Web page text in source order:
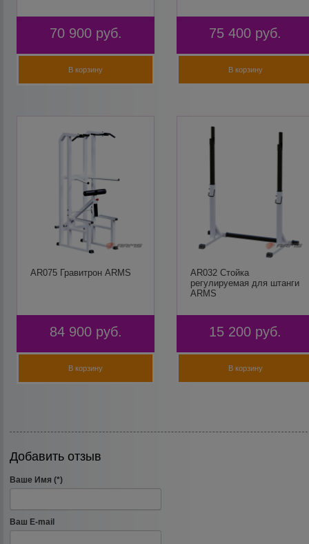
70 900 руб.
В корзину
75 400 руб.
В корзину
AR075 Гравитрон ARMS
84 900 руб.
В корзину
AR032 Стойка
регулируемая для штанги
ARMS
15 200 руб.
В корзину
Добавить отзыв
Ваше Имя (*)
Ваш E-mail